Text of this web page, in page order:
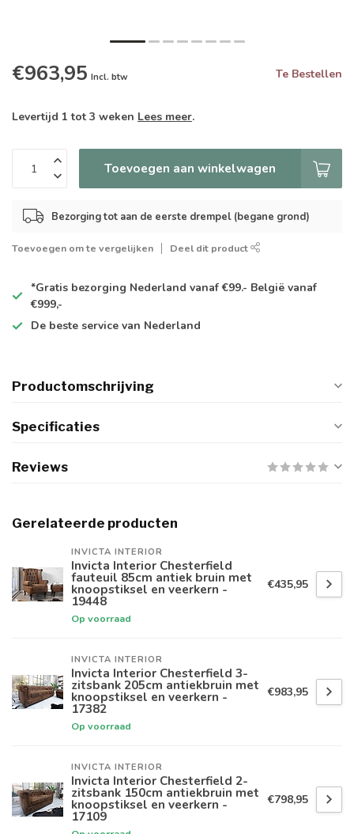
€963,95 Incl. btw Te Bestellen
Levertijd 1 tot 3 weken Lees meer.
Toevoegen aan winkelwagen
Bezorging tot aan de eerste drempel (begane grond)
Toevoegen om te vergelijken Deel dit product
*Gratis bezorging Nederland vanaf €99.- België vanaf
€999,-
De beste service van Nederland
Productomschrijving
Specificaties
Reviews
Gerelateerde producten
INVICTA INTERIOR
Invicta Interior Chesterfield
fauteuil 85cm antiek bruin met
knoopstiksel en veerkern -
19448
Op voorraad
€435,95
INVICTA INTERIOR
Invicta Interior Chesterfield 3-
zitsbank 205cm antiekbruin met
knoopstiksel en veerkern -
17382
Op voorraad
€983,95
INVICTA INTERIOR
Invicta Interior Chesterfield 2-
zitsbank 150cm antiekbruin met
knoopstiksel en veerkern -
17109
€798,95